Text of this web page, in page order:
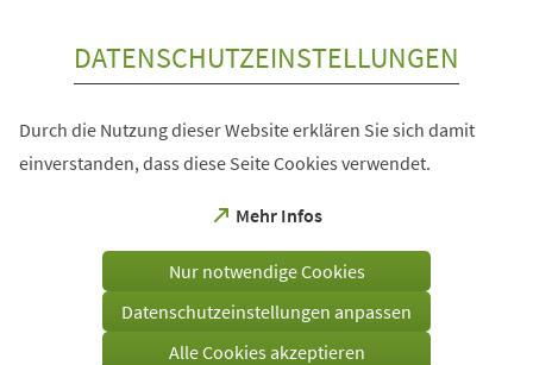
DATENSCHUTZEINSTELLUNGEN
Durch die Nutzung dieser Website erklären Sie sich damit
einverstanden, dass diese Seite Cookies verwendet.
Mehr Infos
(Öffnet
einem
Tab)
Nur notwendige Cookies
Datenschutzeinstellungen anpassen
Alle Cookies akzeptieren